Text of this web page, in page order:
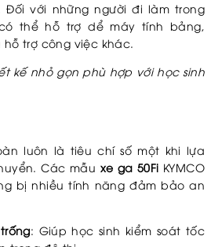
Đối với những người đi làm trong
thể hỗ trợ dể máy tính bảng,
trợ công việc khác.
kế nhỏ gọn phù hợp với học sinh
luôn là tiêu chí số một khi lựa
Các mẫu xe ga 50Fi KYMCO
bị nhiều tính năng đảm bảo an
: Giúp học sinh kiểm soát tốc